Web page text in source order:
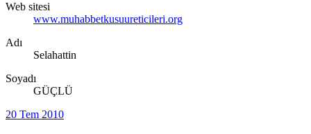
Web sitesi
www.muhabbetkusuureticileri.org
Adı
Selahattin
Soyadı
GÜÇLÜ
20 Tem 2010